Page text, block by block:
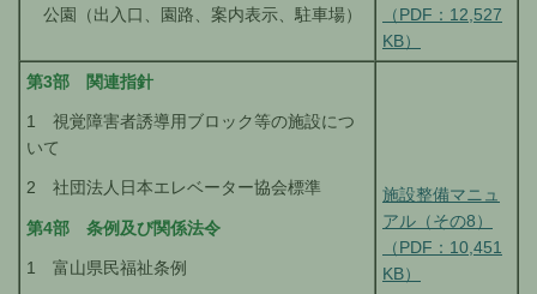
公園（出入口、園路、案内表示、駐車場）
（PDF：12,527
KB）
第3部 関連指針
1 視覚障害者誘導用ブロック等の施設につ
いて
2 社団法人日本エレベーター協会標準
第4部 条例及び関係法令
1 富山県民福祉条例
施設整備マニュ
アル（その8）
（PDF：10,451
KB）